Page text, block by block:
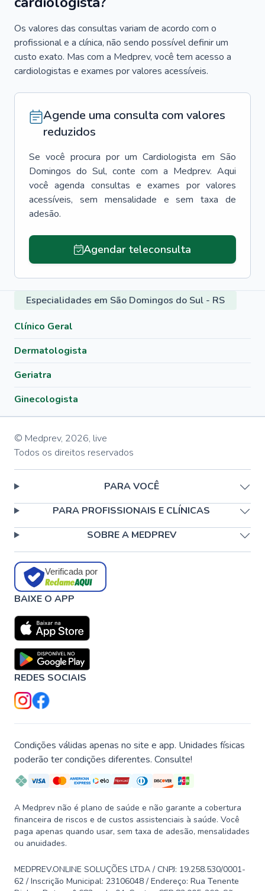
Os valores das consultas variam de acordo com o
profissional e a clínica, não sendo possível definir um
custo exato. Mas com a Medprev, você tem acesso a
cardiologistas e exames por valores acessíveis.
Agende uma consulta com valores
reduzidos
Se você procura por um Cardiologista em São
Domingos do Sul, conte com a Medprev. Aqui
você agenda consultas e exames por valores
acessíveis, sem mensalidade e sem taxa de
adesão.
Agendar teleconsulta
Especialidades em São Domingos do Sul - RS
Clínico Geral
Dermatologista
Geriatra
Ginecologista
© Medprev, 2026, live
Todos os direitos reservados
PARA VOCÊ
PARA PROFISSIONAIS E CLÍNICAS
SOBRE A MEDPREV
Verificada por
BAIXE O APP
REDES SOCIAIS
Condições válidas apenas no site e app. Unidades físicas
poderão ter condições diferentes. Consulte!
A Medprev não é plano de saúde e não garante a cobertura
financeira de riscos e de custos assistenciais à saúde. Você
paga apenas quando usar, sem taxa de adesão, mensalidades
ou anuidades.
MEDPREV.ONLINE SOLUÇÕES LTDA / CNPJ: 19.258.530/0001-
62 / Inscrição Municipal: 23106048 / Endereço: Rua Tenente